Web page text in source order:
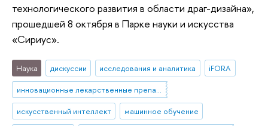
технологического развития в области драг-дизайна»,
прошедшей 8 октября в Парке науки и искусства
«Сириус».
Наука дискуссии исследования и аналитика
iFORA
инновационные лекарственные препараты
искусственный интеллект
машинное обучение